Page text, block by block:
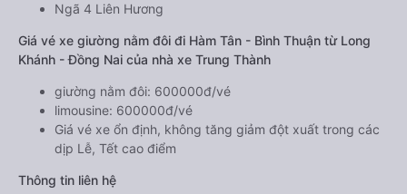
Ngã 4 Liên Hương
Giá vé xe giường nằm đôi đi Hàm Tân - Bình Thuận từ Long
Khánh - Đồng Nai của nhà xe Trung Thành
giường nằm đôi: 600000đ/vé
limousine: 600000đ/vé
Giá vé xe ổn định, không tăng giảm đột xuất trong các
dịp Lễ, Tết cao điểm
Thông tin liên hệ